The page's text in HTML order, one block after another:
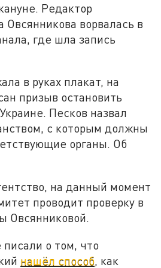
Редактор
ворвалась в
где шла запись
в руках плакат, на
призыв остановить
Песков назвал
с которым должны
органы. Об
на данный момент
проводит проверку в
Овсянниковой.
о том, что
нашёл способ, как